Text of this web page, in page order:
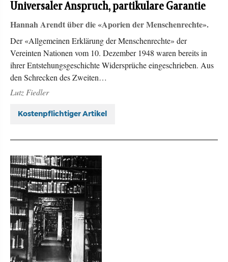
Universaler Anspruch, partikulare Garantie
Hannah Arendt über die «Aporien der Menschenrechte».
Der «Allgemeinen Erklärung der Menschenrechte» der
Vereinten Nationen vom 10. Dezember 1948 waren bereits in
ihrer Entstehungsgeschichte Widersprüche eingeschrieben. Aus
den Schrecken des Zweiten…
Lutz Fiedler
Kostenpflichtiger Artikel